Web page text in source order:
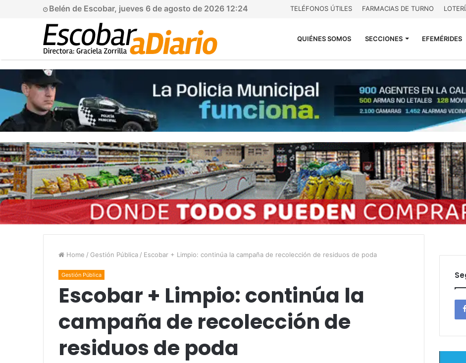
Belén de Escobar, jueves 6 de agosto de 2026 12:24 TELÉFONOS ÚTILES FARMACIAS DE TURNO
QUIÉNES SOMOS SECCIONES EFEMÉRIDES
Home / Gestión Pública / Escobar + Limpio: continúa la campaña de recolección de residuos de poda
Gestión Pública
Escobar + Limpio: continúa la
campaña de recolección de
residuos de poda